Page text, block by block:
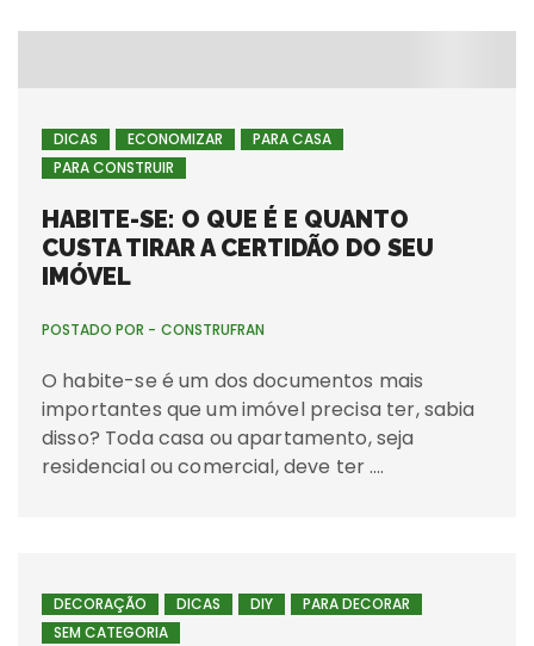
DICAS ECONOMIZAR
PARA CASA
PARA CONSTRUIR
HABITE-SE: O QUE É E QUANTO
CUSTA TIRAR A CERTIDÃO DO SEU
IMÓVEL
POSTADO POR - CONSTRUFRAN
O habite-se é um dos documentos mais
importantes que um imóvel precisa ter, sabia
disso? Toda casa ou apartamento, seja
residencial ou comercial, deve ter ….
DECORAÇÃO DICAS DIY
PARA DECORAR
SEM CATEGORIA